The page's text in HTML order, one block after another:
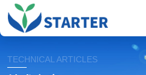
TECHNICAL ARTICLES